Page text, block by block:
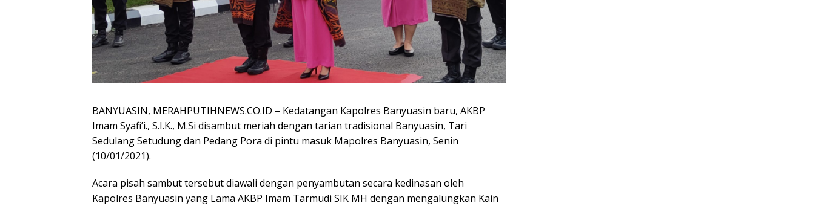
BANYUASIN, MERAHPUTIHNEWS.CO.ID – Kedatangan Kapolres Banyuasin baru, AKBP
Imam Syafi’i., S.I.K., M.Si disambut meriah dengan tarian tradisional Banyuasin, Tari
Sedulang Setudung dan Pedang Pora di pintu masuk Mapolres Banyuasin, Senin
(10/01/2021).
Acara pisah sambut tersebut diawali dengan penyambutan secara kedinasan oleh
Kapolres Banyuasin yang Lama AKBP Imam Tarmudi SIK MH dengan mengalungkan Kain